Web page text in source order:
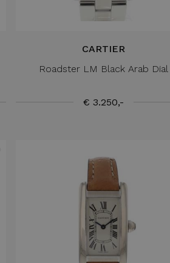
CARTIER
Roadster LM Black Arab Dial
€ 3.250,-